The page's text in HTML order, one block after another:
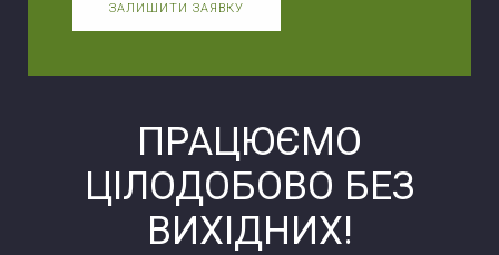
ЗАЛИШИТИ ЗАЯВКУ
ПРАЦЮЄМО
ЦІЛОДОБОВО БЕЗ
ВИХІДНИХ!